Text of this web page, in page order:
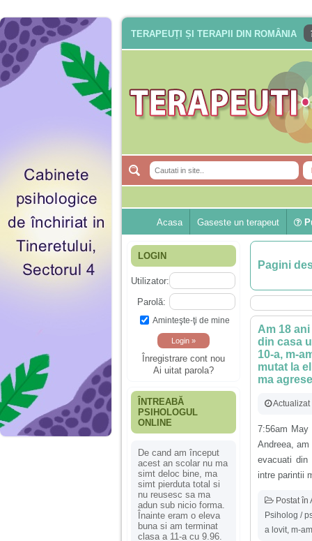
TERAPEUȚI ȘI TERAPII DIN ROMÂNIA
Acasa Gaseste un terapeut
LOGIN
Utilizator:
Parolă:
Aminteşte-ţi de mine
Înregistrare cont nou
Ai uitat parola?
ÎNTREABĂ
PSIHOLOGUL
ONLINE
De cand am început
acest an scolar nu ma
simt deloc bine, ma
simt pierduta total si
nu reusesc sa ma
adun sub nicio forma.
Înainte eram o eleva
buna si am terminat
clasa a 11-a cu 9.96.
Pagini
Am 18
din casa
10-a, m-
mutat la
ma
7:56am May
Andreea,
evacuati
intre parintii
Postat în
Psiholog /
a lovit m-